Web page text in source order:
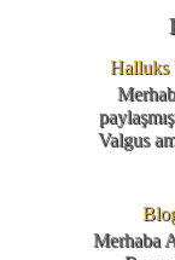
Halluks
Valgus
Merhaba